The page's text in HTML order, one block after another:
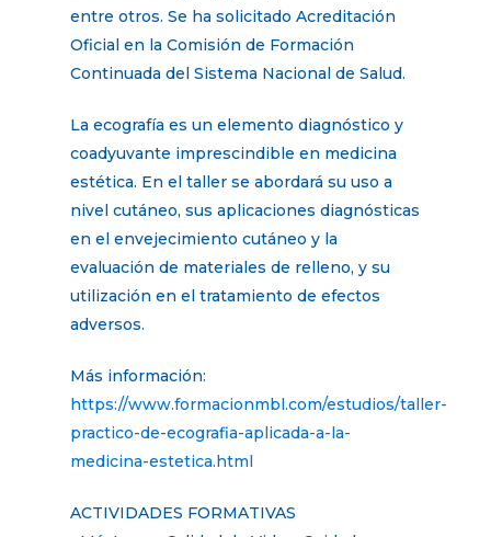
entre otros. Se ha solicitado Acreditación
Oficial en la Comisión de Formación
Continuada del Sistema Nacional de Salud.
La ecografía es un elemento diagnóstico y
coadyuvante imprescindible en medicina
estética. En el taller se abordará su uso a
nivel cutáneo, sus aplicaciones diagnósticas
en el envejecimiento cutáneo y la
evaluación de materiales de relleno, y su
utilización en el tratamiento de efectos
adversos.
Más información:
https://www.formacionmbl.com/estudios/taller-
practico-de-ecografia-aplicada-a-la-
medicina-estetica.html
ACTIVIDADES FORMATIVAS